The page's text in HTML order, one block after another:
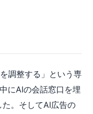
調整する」という専
にAIの会話窓口を埋
。そしてAI広告の